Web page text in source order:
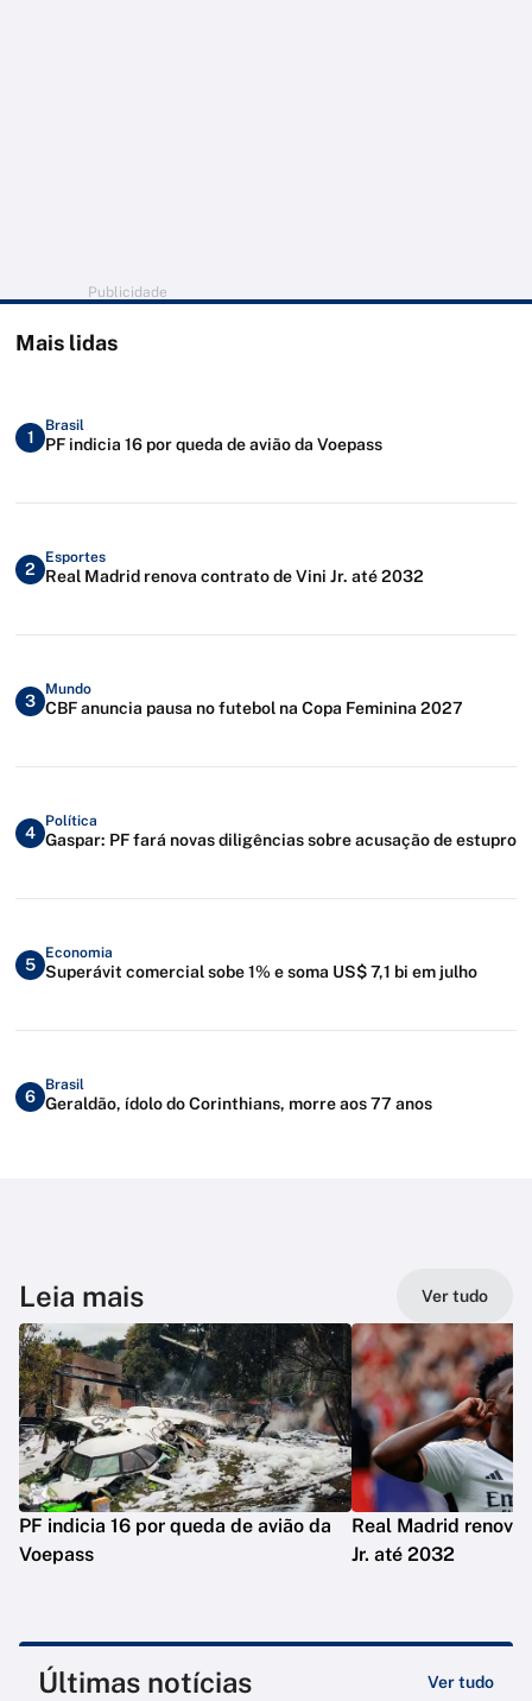
Publicidade
Mais lidas
1
Brasil
PF indicia 16 por queda de avião da Voepass
2
Esportes
Real Madrid renova contrato de Vini Jr. até 2032
3
Mundo
CBF anuncia pausa no futebol na Copa Feminina 2027
4
Política
Gaspar: PF fará novas diligências sobre acusação de estupro
5
Economia
Superávit comercial sobe 1% e soma US$ 7,1 bi em julho
6
Brasil
Geraldão, ídolo do Corinthians, morre aos 77 anos
Leia mais Ver tudo
PF indicia 16 por queda de avião da
Voepass
Real Madrid
Jr. até 2032
Últimas notícias Ver tudo